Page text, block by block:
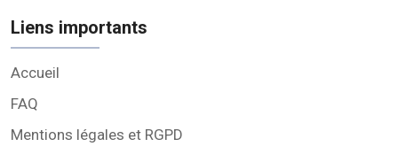
Liens importants
Accueil
FAQ
Mentions légales et RGPD